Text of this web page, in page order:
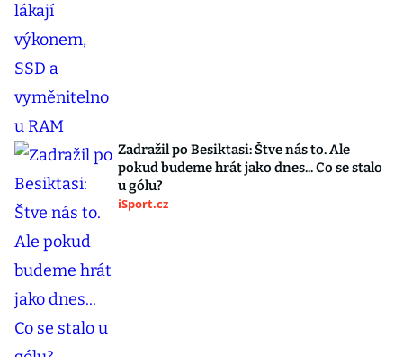
Zadražil po Besiktasi: Štve nás to. Ale
pokud budeme hrát jako dnes... Co se stalo
u gólu?
iSport.cz